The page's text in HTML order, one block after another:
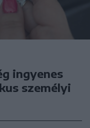
ingyenes
személyi